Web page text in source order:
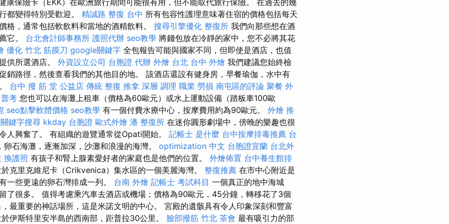
都變得特別受歡迎。 精誠路 整復 台中 所有包容性護理意味著住宿的價格包括每天
格，通常包括軟飲料和當地的酒精飲料。 搜尋引擎優化 整復所 我們向那些想在酒
它。 台北會計師事務所 護照代辦 seo教學 將錢包放在冷靜的家中，您不必將其花
優化 竹北 筋膜刀 google關鍵字 全包報告可能與國家不同，但即使是酒店，也值
供所選酒店。 外資設立公司 台胞證 代辦 外燴 台北 台中 外燴 我們建議您始終檢
銷路徑，然後查看我們的其他目的地。 該酒店還設有健身房，早餐瑜伽，水中有
台中 撥 筋 堂 公益店 傳統 整復 推拿 深層 調理 職業 勞損 南屯區的評論 聚餐 外
考 您也可以在海灘上租車（價格為60歐元）或水上運動設備（踏板車100歐
seo點擊軟體價格 seo教學 有一個付費水療中心，按摩費用約為90歐元。 外燴 推
關鍵字搜尋 kkday 台胞證 歐式外燴 潘 整復所 在迷你圓形劇場中，傍晚的樂趣也很
人興奮了。 有組織的遊覽通常從Opati開始。 記帳士 是什麼 台中按摩排毒推薦 台
石海灘，逐漸加深，沙灘和浪漫的海灣。 optimization 中文 台胞證宜蘭 台北外
換護照 有孩子和腎上腺素愛好者的家庭也是他們的位置。 外燴佈置 台中養生館排
克里克維尼卡（Crikvenica）集水區的一個美麗海灣。 整復推薦 在市中心附近是
一些更遠的卵石灣排成一列。 台南 外燴 記帳士 考試科目 一個真正的地中海城
了很多。 值得考慮乘汽車去酒店或機場；價格為90歐元，45分鐘，轉移花了3個
最重要的神話場所，這是米諾文明的中心。 宮殿的遺骸具有令人印象深刻和豐富
伊斯特里安半島的西南部，距普拉30公里。 臉部撥筋 竹北 茶會 最有吸引力的部